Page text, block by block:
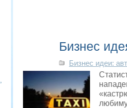
Бизнес
Бизнес идеи: